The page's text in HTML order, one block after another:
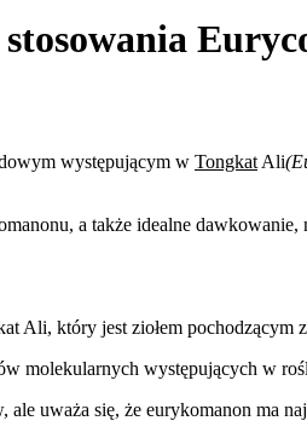
występującym w Tongkat Ali
a także idealne
Ali, który jest ziołem pochodzącym
molekularnych występujących w
uważa się, że eurykomanon ma